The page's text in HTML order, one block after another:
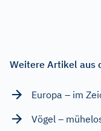
Weitere Artikel aus
Europa – im
Vögel –